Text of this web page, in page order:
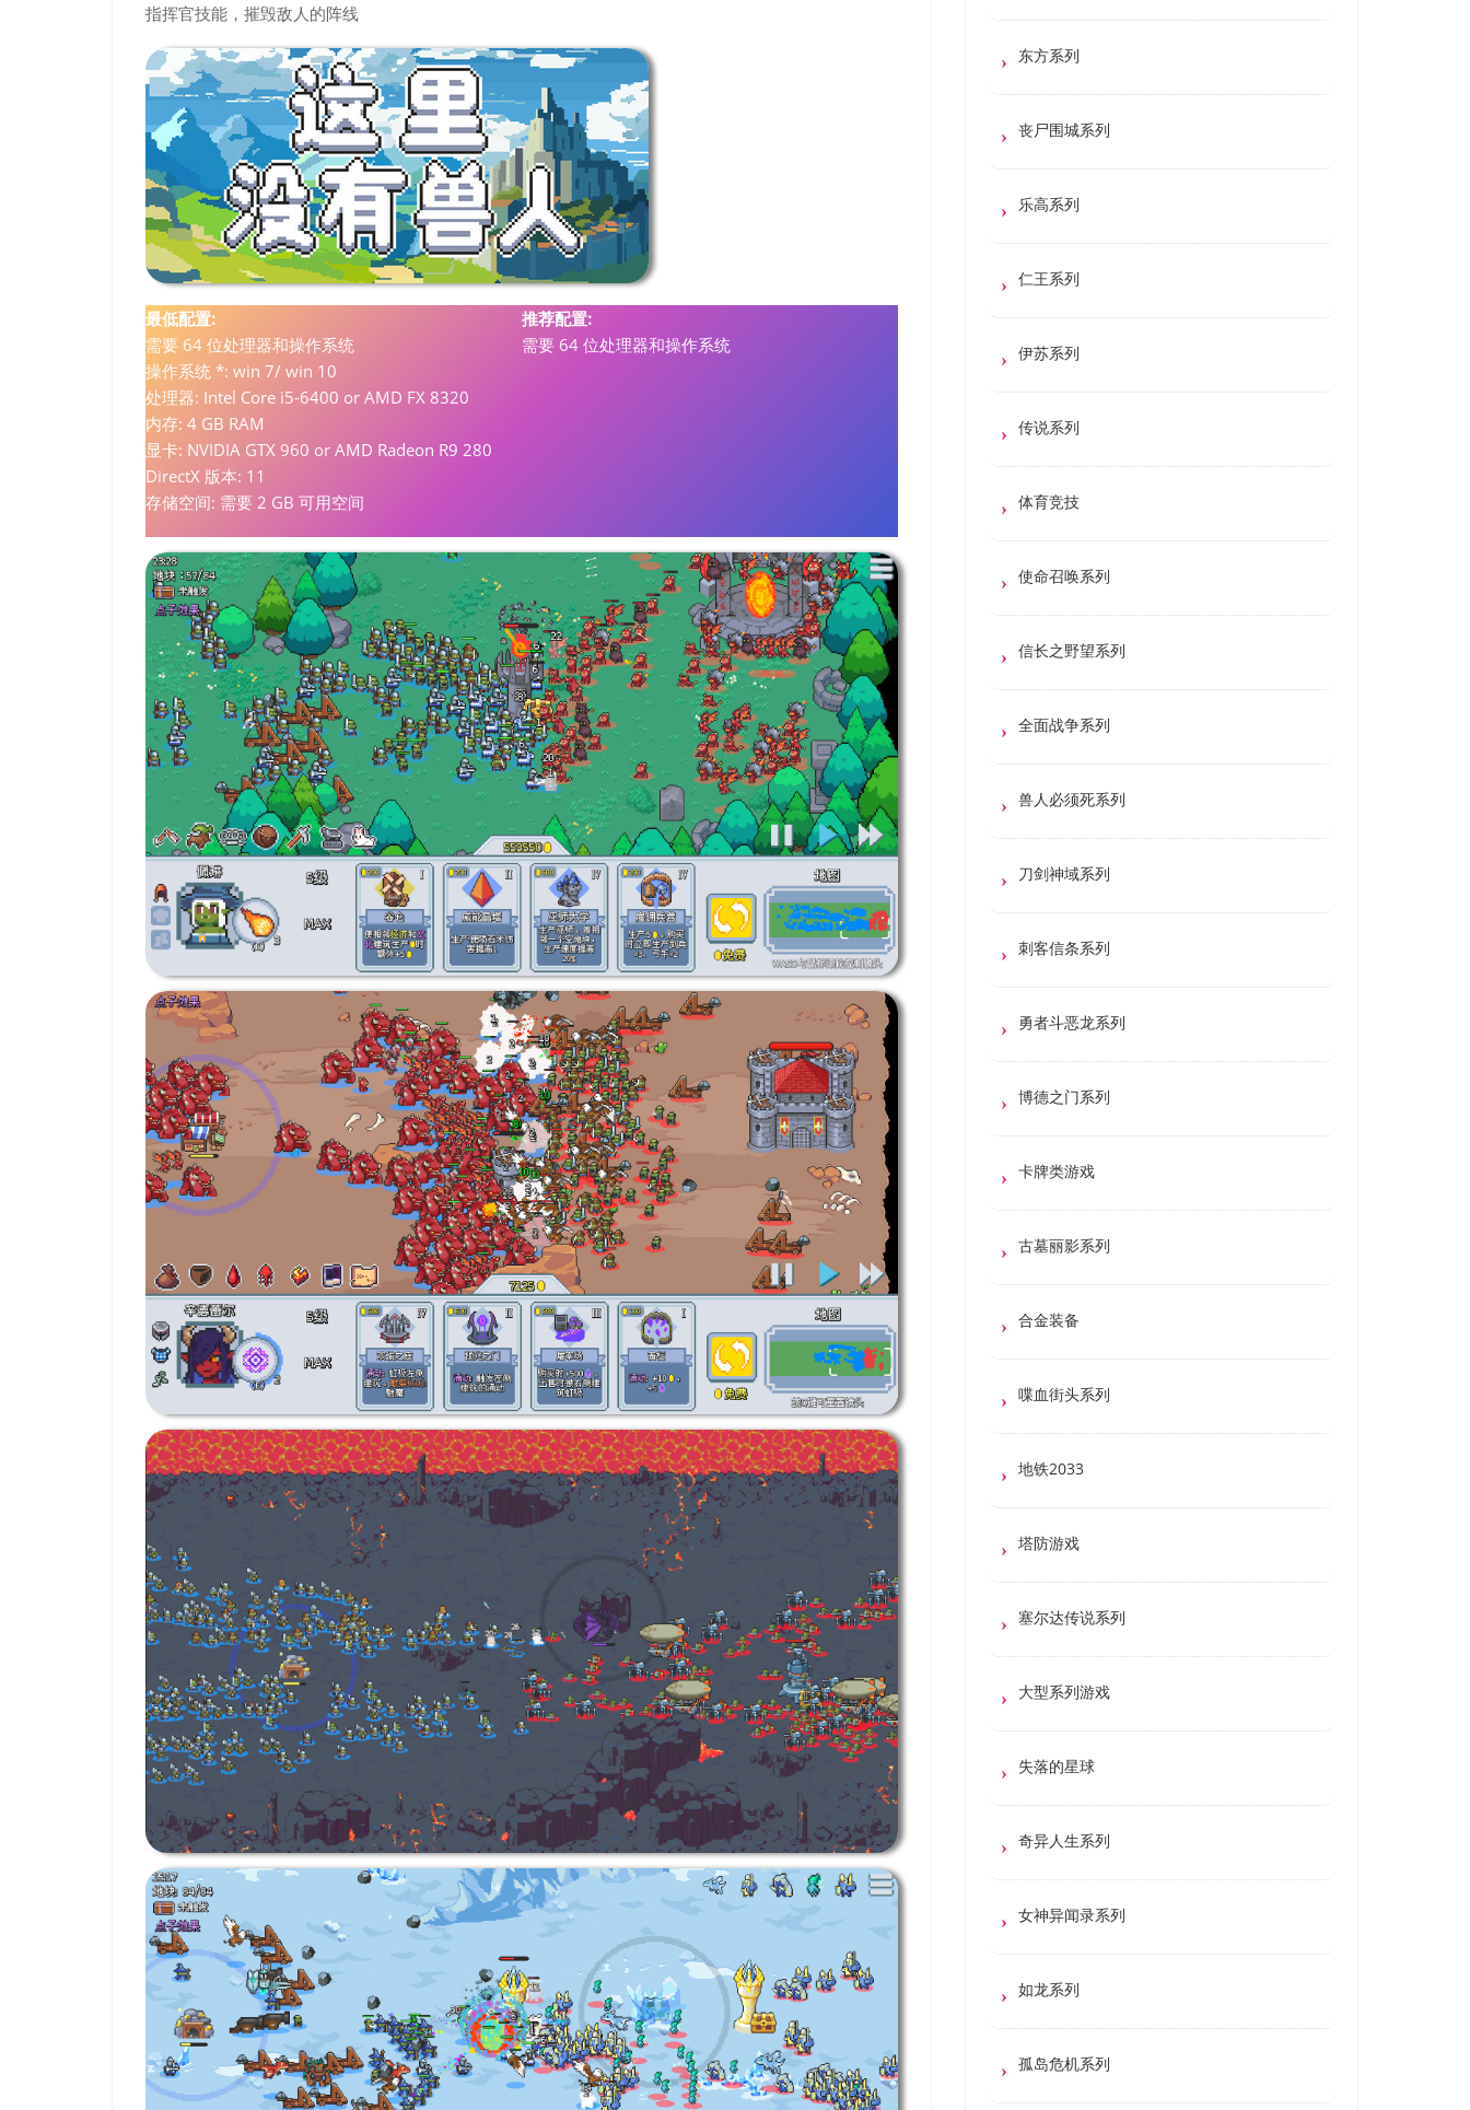
指挥官技能，摧毁敌人的阵线
最低配置:
需要 64 位处理器和操作系统
操作系统 *: win 7/ win 10
处理器: Intel Core i5-6400 or AMD FX 8320
内存: 4 GB RAM
显卡: NVIDIA GTX 960 or AMD Radeon R9 280
DirectX 版本: 11
存储空间: 需要 2 GB 可用空间
推荐配置:
需要 64 位处理器和操作系统
东方系列
丧尸围城系列
乐高系列
仁王系列
伊苏系列
传说系列
体育竞技
使命召唤系列
信长之野望系列
全面战争系列
兽人必须死系列
刀剑神域系列
刺客信条系列
勇者斗恶龙系列
博德之门系列
卡牌类游戏
古墓丽影系列
合金装备
喋血街头系列
地铁2033
塔防游戏
塞尔达传说系列
大型系列游戏
失落的星球
奇异人生系列
女神异闻录系列
如龙系列
孤岛危机系列